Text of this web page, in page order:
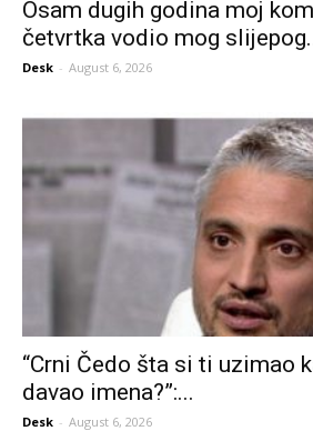
Osam dugih godina moj
četvrtka vodio mog
Desk - August 6, 2026
“Crni Čedo šta si ti uzimao
davao imena?”:...
Desk - August 6, 2026